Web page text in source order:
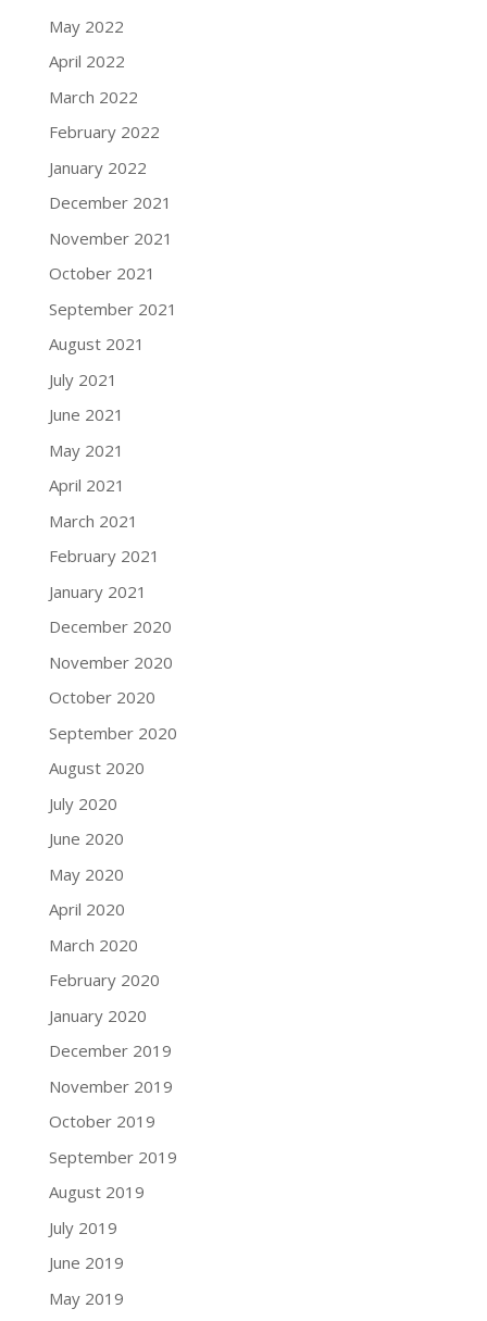
May 2022
April 2022
March 2022
February 2022
January 2022
December 2021
November 2021
October 2021
September 2021
August 2021
July 2021
June 2021
May 2021
April 2021
March 2021
February 2021
January 2021
December 2020
November 2020
October 2020
September 2020
August 2020
July 2020
June 2020
May 2020
April 2020
March 2020
February 2020
January 2020
December 2019
November 2019
October 2019
September 2019
August 2019
July 2019
June 2019
May 2019